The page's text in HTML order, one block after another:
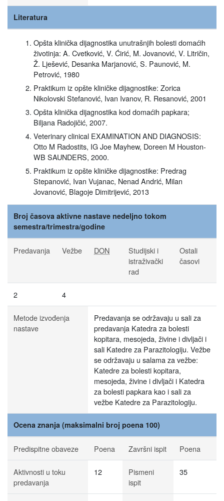
Literatura
Opšta klinička dijagnostika unutrašnjih bolesti domaćih
životinja: A. Cvetković, V. Ćirić, M. Jovanović, V. Litričin,
Ž. Lješević, Desanka Marjanović, S. Paunović, M.
Petrović, 1980
Praktikum iz opšte kliničke dijagnostike: Zorica
Nikolovski Stefanović, Ivan Ivanov, R. Resanović, 2001
Opšta klinička dijagnostika kod domaćih papkara;
Biljana Radojičić, 2007.
Veterinary clinical EXAMINATION AND DIAGNOSIS:
Otto M Radostits, IG Joe Mayhew, Doreen M Houston-
WB SAUNDERS, 2000.
Praktikum iz opšte kliničke dijagnostike: Predrag
Stepanović, Ivan Vujanac, Nenad Andrić, Milan
Jovanović, Blagoje Dimitrijević, 2013
Broj časova aktivne nastave nedeljno tokom
semestra/trimestra/godine
Predavanja Vežbe DON
Studijski i
istraživački
rad
Ostali
časovi
2 4
Metode izvođenja
nastave
Predavanja se održavaju u sali za
predavanja Katedra za bolesti
kopitara, mesojeda, živine i divljači i
sali Katedre za Parazitologiju. Vežbe
se održavaju u salama za vežbe:
Katedre za bolesti kopitara,
mesojeda, živine i divljači i Katedra
za bolesti papkara kao i sali za
vežbe Katedre za Parazitologiju.
Ocena znanja (maksimalni broj poena 100)
Predispitne obaveze Poena Završni ispit Poena
Aktivnosti u toku
predavanja
12
Pismeni
ispit
35